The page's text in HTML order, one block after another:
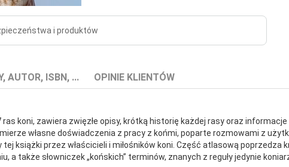
i produktów
AUTOR, ISBN, ... OPINIE KLIENTÓW
koni, zawiera zwięzłe opisy, krótką historię każdej rasy oraz
własne doświadczenia z pracy z końmi, poparte rozmowami z
książki przez właścicieli i miłośników koni. Część atlasową
a także słowniczek „końskich” terminów, znanych z reguły jedynie
Katarzyna